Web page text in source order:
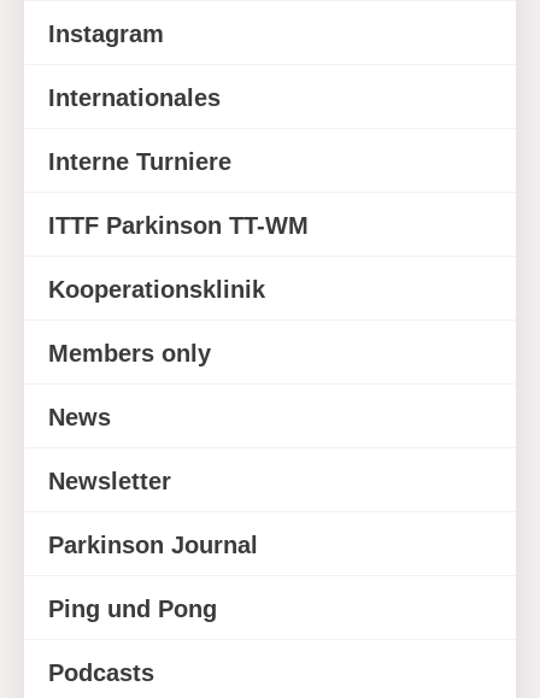
Instagram
Internationales
Interne Turniere
ITTF Parkinson TT-WM
Kooperationsklinik
Members only
News
Newsletter
Parkinson Journal
Ping und Pong
Podcasts